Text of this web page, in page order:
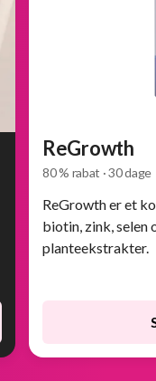
ReGrowth
80 % rabat · 30 dage
ReGrowth er et
biotin, zink, selen
planteekstrakter.